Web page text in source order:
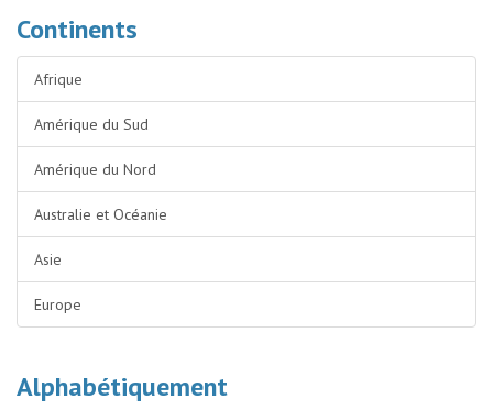
Continents
Afrique
Amérique du Sud
Amérique du Nord
Australie et Océanie
Asie
Europe
Alphabétiquement